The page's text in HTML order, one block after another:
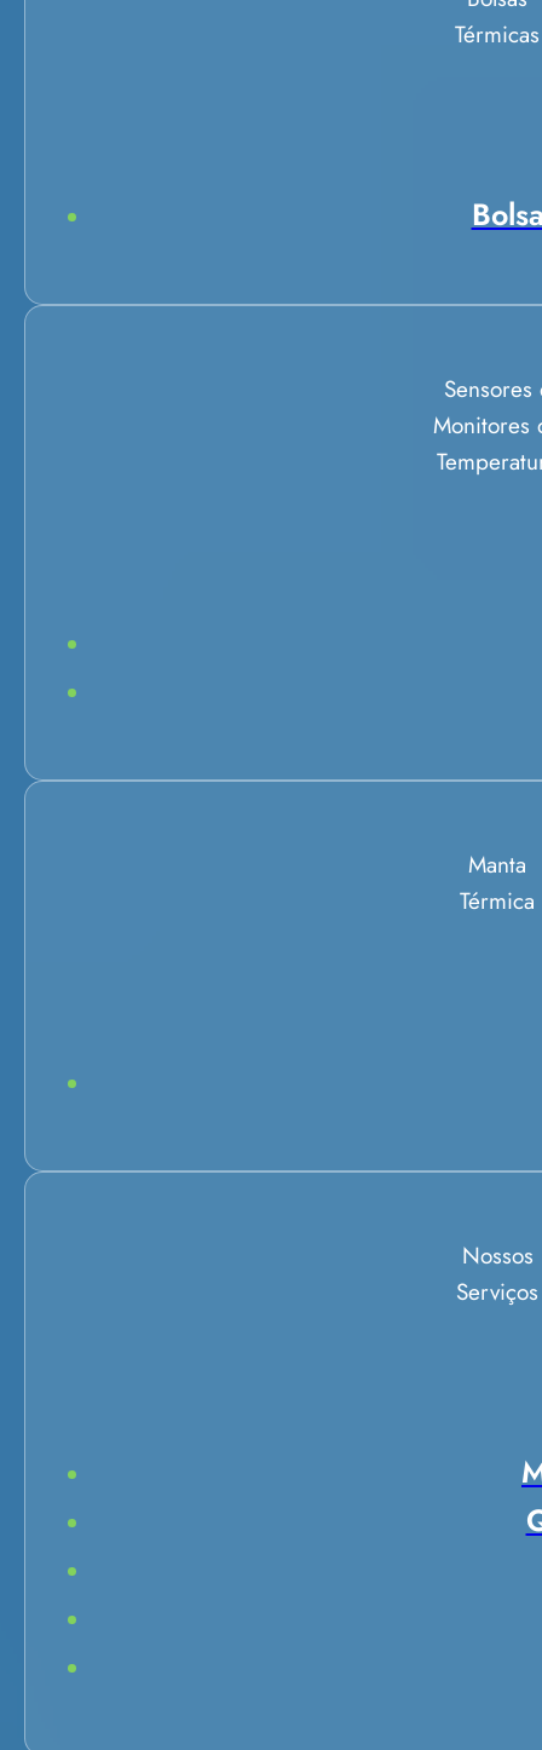
Térmicas
Sensores
Monitores
Manta
Térmica
Nossos
Serviços